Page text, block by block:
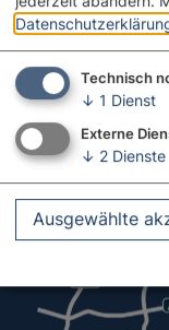
.
Technisch
↓ 1 Dienst
Externe
↓ 2 Dienste
Ausgewählte